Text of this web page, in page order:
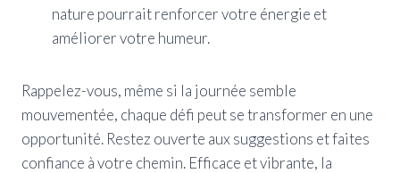
nature pourrait renforcer votre énergie et
améliorer votre humeur.
Rappelez-vous, même si la journée semble
mouvementée, chaque défi peut se transformer en une
opportunité. Restez ouverte aux suggestions et faites
confiance à votre chemin. Efficace et vibrante, la